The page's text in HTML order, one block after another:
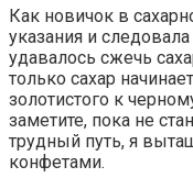
Как новичок в
указания и
удавалось сжечь
только сахар
золотистого к
заметите, пока не
трудный путь, я
конфетами.